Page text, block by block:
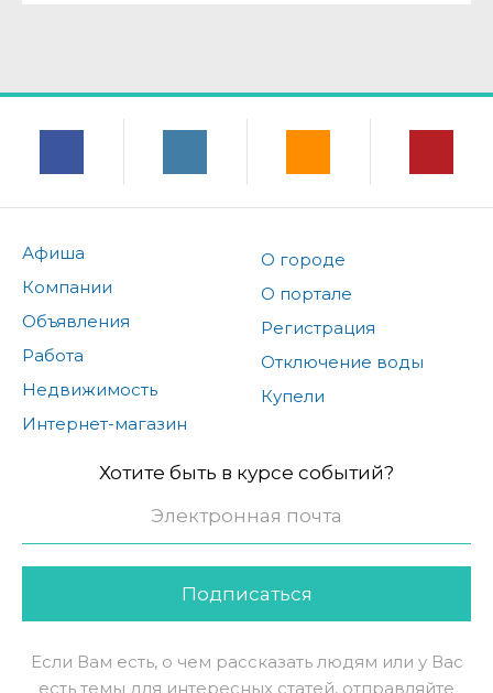
Афиша
Компании
Объявления
Работа
Недвижимость
Интернет-магазин
О городе
О портале
Регистрация
Отключение воды
Купели
Хотите быть в курсе событий?
Подписаться
Если Вам есть, о чем рассказать людям или у Вас
есть темы для интересных статей, отправляйте